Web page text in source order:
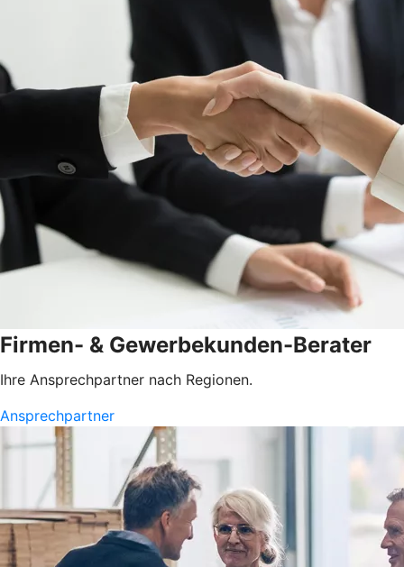
Firmen- & Gewerbekunden-Berater
Ihre Ansprechpartner nach Regionen.
Ansprechpartner